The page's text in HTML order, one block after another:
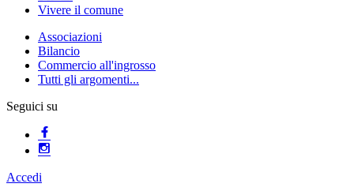
Vivere il comune
Associazioni
Bilancio
Commercio all'ingrosso
Tutti gli argomenti...
Seguici su
Accedi